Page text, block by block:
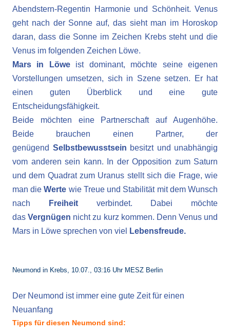
Abendstern-Regentin Harmonie und Schönheit. Venus
geht nach der Sonne auf, das sieht man im Horoskop
daran, dass die Sonne im Zeichen Krebs steht und die
Venus im folgenden Zeichen Löwe.
Mars in Löwe ist dominant, möchte seine eigenen
Vorstellungen umsetzen, sich in Szene setzen. Er hat
einen guten Überblick und eine gute
Entscheidungsfähigkeit.
Beide möchten eine Partnerschaft auf Augenhöhe.
Beide brauchen einen Partner, der
genügend Selbstbewusstsein besitzt und unabhängig
vom anderen sein kann. In der Opposition zum Saturn
und dem Quadrat zum Uranus stellt sich die Frage, wie
man dieWerte wie Treue und Stabilität mit dem Wunsch
nach
Freiheitverbindet. Dabei möchte
dasVergnügen nicht zu kurz kommen. Denn Venus und
Mars in Löwe sprechen von viel
Lebensfreude.
Neumond in Krebs, 10.07., 03:16 Uhr MESZ Berlin
Der Neumond ist immer eine gute Zeit für einen
Neuanfang
Tipps für diesen Neumond sind: